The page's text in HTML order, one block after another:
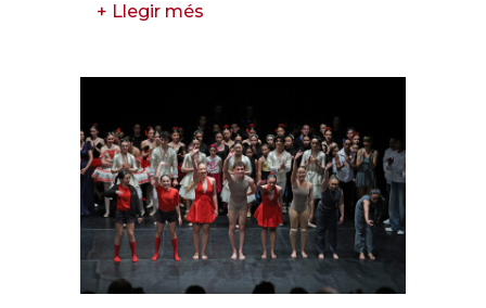
+ Llegir més